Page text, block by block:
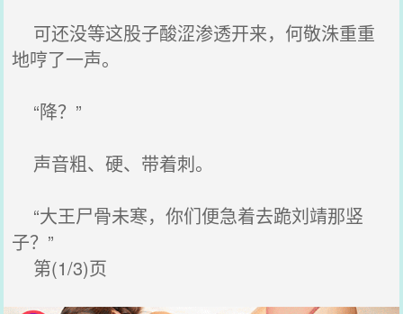
可还没等这股子酸涩渗透开来，何敬洙重重
地哼了一声。
“降？”
声音粗、硬、带着刺。
“大王尸骨未寒，你们便急着去跪刘靖那竖
子？”
第(1/3)页